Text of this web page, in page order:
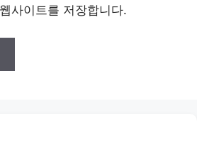
사이트를 저장합니다.